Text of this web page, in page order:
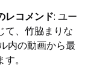
レコメンド: ユー
て、竹脇まりな
内の動画から最
。